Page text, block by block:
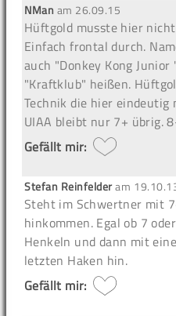
NMan am 26.09.15
Hüftgold musste hier
Einfach frontal durch.
auch "Donkey Kong
"Kraftklub" heißen.
Technik die hier
UIAA bleibt nur 7+ übrig.
Gefällt mir:
Stefan Reinfelderam
Steht im Schwertner mit
hinkommen. Egal ob 7
Henkeln und dann mit
letzten Haken hin.
Gefällt mir: